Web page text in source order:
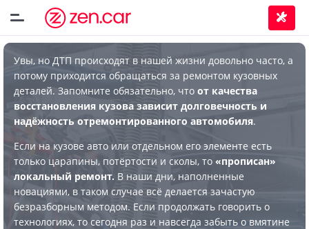
Увы, но ДТП происходят в нашей жизни довольно часто, а
потому приходится обращаться за ремонтом кузовных
деталей. Запомните обязательно, что от качества
восстановления кузова зависит долговечность и
надёжность отремонтированного автомобиля.
Если на кузове авто или отдельном его элементе есть
только царапины, потёртости и сколы, то «прописан»
локальный ремонт. В наши дни, наполненные
новациями, в таком случае всё делается зачастую
безразборным методом. Если продолжать говорить о
технологиях, то сегодня раз и навсегда забыть о вмятине